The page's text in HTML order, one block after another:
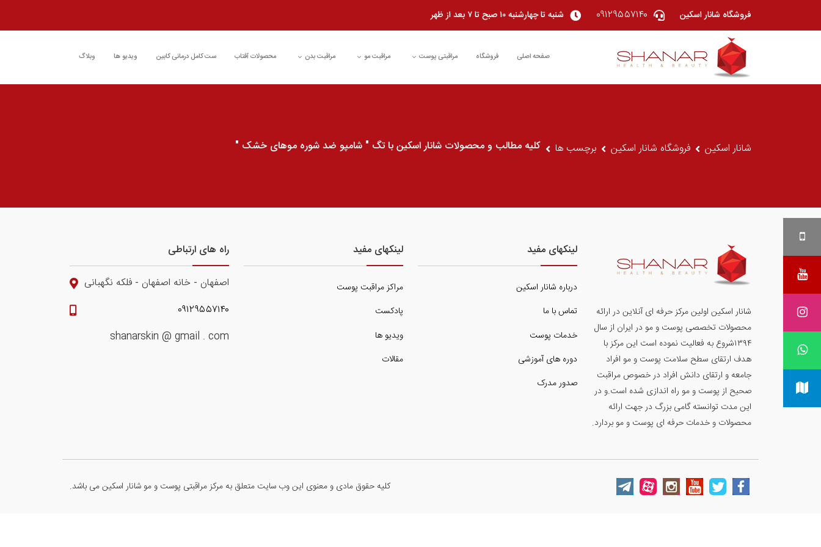
فروشگاه شانار اسکین ۰۹۱۲۹۵۵۷۱۴۰ شنبه تا چهارشنبه ۱۰ صبح تا ۷ بعد از ظهر
صفحه اصلی فروشگاه مراقبتی پوست مراقبت مو مراقبت بدن محصولات آفتاب ست کامل درمانی کابین ویدیو ها وبلاگ
شانار اسکین فروشگاه شانار اسکین برچسب ها کلیه مطالب و محصولات شانار اسکین با تگ " شامپو ضد شوره موهای خشک "
شانار اسکین اولین مرکز حرفه ای آنلاین در ارائه
محصولات تخصصی پوست و مو در ایران از سال
۱۳۹۴شروع به فعالیت نموده است این مرکز با
هدف ارتقای سطح سلامت پوست و مو افراد
جامعه و ارتقای دانش افراد در خصوص مراقبت
صحیح از پوست و مو راه اندازی شده است.و در
این مدت توانسته گامی بزرگ در جهت ارائه
محصولات و خدمات حرفه ای پوست و مو بردارد.
لینکهای مفید
درباره شانار اسکین
تماس با ما
خدمات پوست
دوره های آموزشی
صدور مدرک
لینکهای مفید
مراکز مراقبت پوست
پادکست
ویدیو ها
مقالات
راه های ارتباطی
اصفهان - خانه اصفهان - فلکه نگهبانی
۰۹۱۲۹۵۵۷۱۴۰
shanarskin @ gmail . com
کلیه حقوق مادی و معنوی این وب سایت متعلق به مرکز مراقبتی پوست و مو شانار اسکین می باشد.